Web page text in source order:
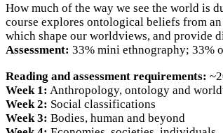
How much of the way we see the world is
course explores ontological beliefs from
which shape our worldviews, and provide
Assessment: 33% mini ethnography; 33%
Reading and assessment requirements:
Week 1: Anthropology, ontology and
Week 2: Social classifications
Week 3: Bodies, human and beyond